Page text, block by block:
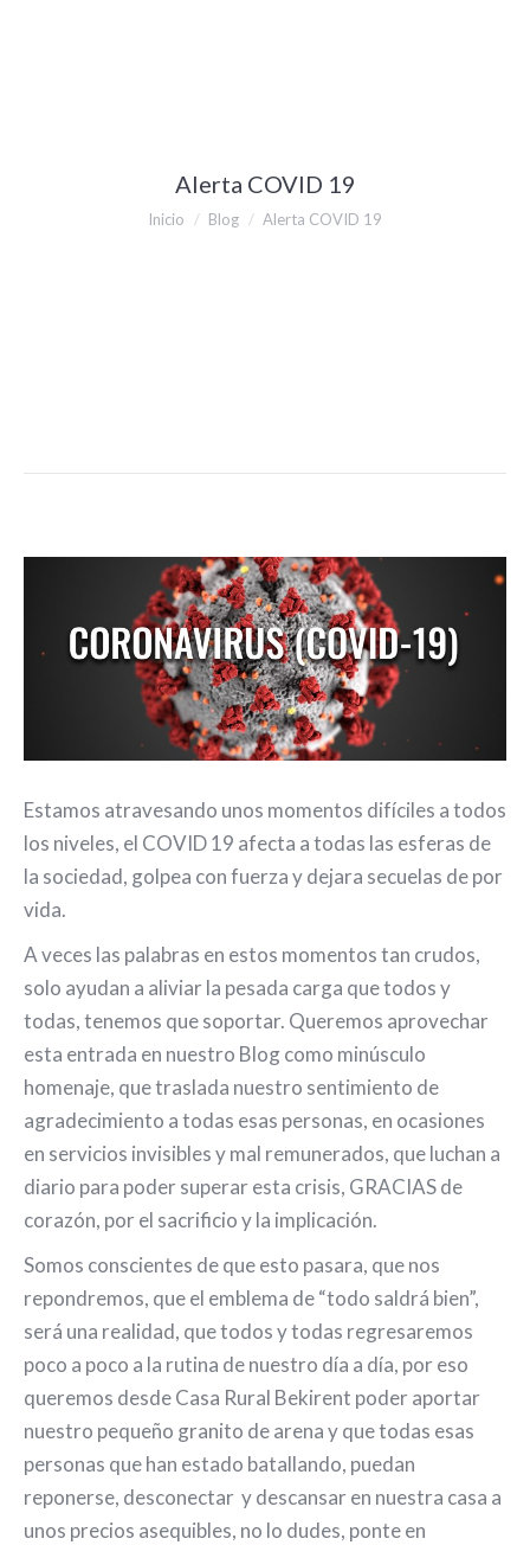
Alerta COVID 19
Estás aquí:
Inicio Blog Alerta COVID 19
Estamos atravesando unos momentos difíciles a todos
los niveles, el COVID 19 afecta a todas las esferas de
la sociedad, golpea con fuerza y dejara secuelas de por
vida.
A veces las palabras en estos momentos tan crudos,
solo ayudan a aliviar la pesada carga que todos y
todas, tenemos que soportar. Queremos aprovechar
esta entrada en nuestro Blog como minúsculo
homenaje, que traslada nuestro sentimiento de
agradecimiento a todas esas personas, en ocasiones
en servicios invisibles y mal remunerados, que luchan a
diario para poder superar esta crisis, GRACIAS de
corazón, por el sacrificio y la implicación.
Somos conscientes de que esto pasara, que nos
repondremos, que el emblema de “todo saldrá bien”,
será una realidad, que todos y todas regresaremos
poco a poco a la rutina de nuestro día a día, por eso
queremos desde Casa Rural Bekirent poder aportar
nuestro pequeño granito de arena y que todas esas
personas que han estado batallando, puedan
reponerse, desconectar y descansar en nuestra casa a
unos precios asequibles, no lo dudes, ponte en